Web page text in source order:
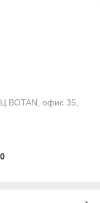
BOTAN, офис 35,